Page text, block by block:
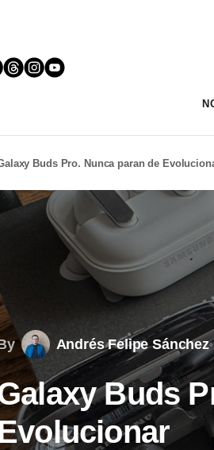
Buds Pro. Nunca paran de
Andrés Felipe Sánchez
Buds